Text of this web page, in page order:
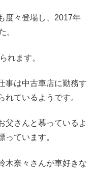
度々登場し、2017年
。
れます。
事は中古車店に勤務す
れているようです。
父さんと慕っているよ
っています。
木奈々さんが車好きな